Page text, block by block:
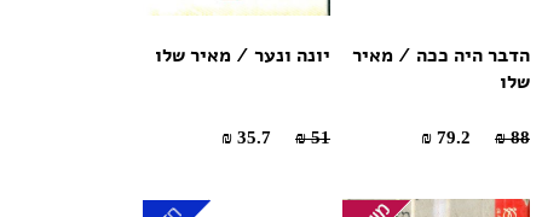
הדבר היה ככה / מאיר
שלו
88 ₪
יונה ונער / מאיר שלו
51 ₪